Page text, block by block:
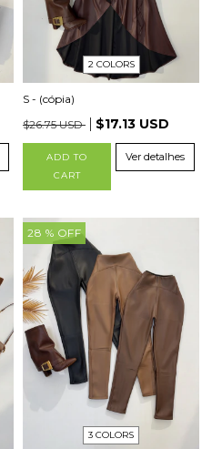
2 COLORS
S - (cópia)
$26.75 USD
$17.13 USD
ADD TO
CART
Ver detalhes
28 % OFF
3 COLORS